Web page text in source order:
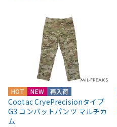
HOT NEW 再入荷
Cootac CryePrecisionタイプ
G3 コンバットパンツ マルチカ
ム